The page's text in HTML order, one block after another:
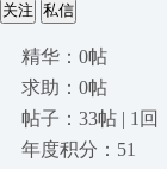
关注 私信
精华：0帖
求助：0帖
帖子：33帖 | 1回
年度积分：51